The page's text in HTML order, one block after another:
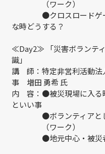
（ワーク）
●クロスロードゲー
な時どうする？
≪Day2≫ 「災害ボランテ
識」
講 師：特定非営利活動
事 増田 勇希 氏
内 容：●被災現場に入る
といい事
●ボランティアとし
（ワーク）
●地元中心・被災者